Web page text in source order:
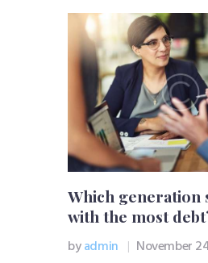
Which generation
with the most
byadmin November